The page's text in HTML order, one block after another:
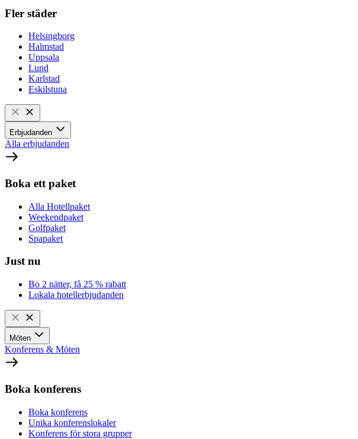
Fler städer
Helsingborg
Halmstad
Uppsala
Lund
Karlstad
Eskilstuna
Erbjudanden
Alla erbjudanden
Boka ett paket
Alla Hotellpaket
Weekendpaket
Golfpaket
Spapaket
Just nu
Bo 2 nätter, få 25 % rabatt
Lokala hotellerbjudanden
Möten
Konferens & Möten
Boka konferens
Boka konferens
Unika konferenslokaler
Konferens för stora grupper